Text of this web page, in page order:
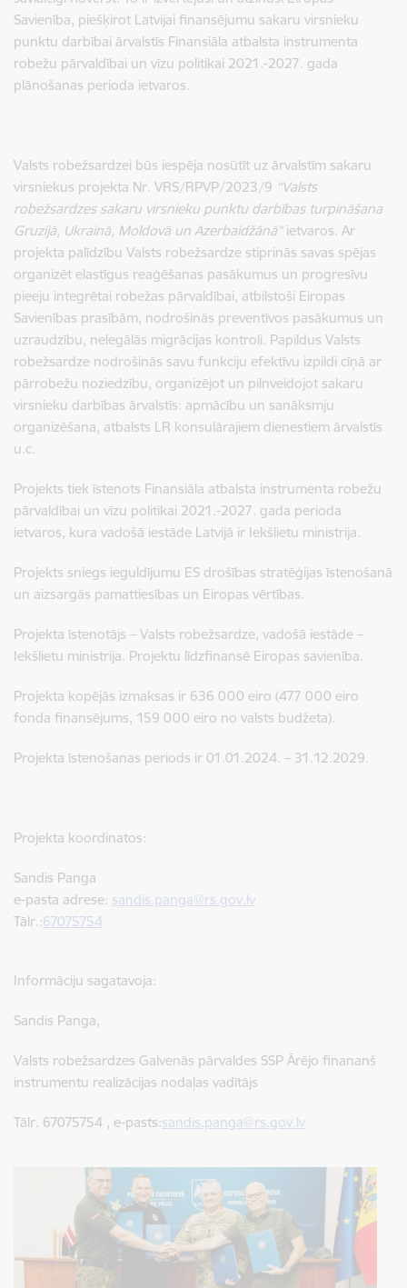
Savienība, piešķirot Latvijai finansējumu sakaru virsnieku
punktu darbībai ārvalstīs Finansiāla atbalsta instrumenta
robežu pārvaldībai un vīzu politikai 2021.-2027. gada
plānošanas perioda ietvaros.
Valsts robežsardzei būs iespēja nosūtīt uz ārvalstīm sakaru
virsniekus projekta Nr. VRS/RPVP/2023/9 “Valsts
robežsardzes sakaru virsnieku punktu darbības turpināšana
Gruzijā, Ukrainā, Moldovā un Azerbaidžānā” ietvaros. Ar
projekta palīdzību Valsts robežsardze stiprinās savas spējas
organizēt elastīgus reaģēšanas pasākumus un progresīvu
pieeju integrētai robežas pārvaldībai, atbilstoši Eiropas
Savienības prasībām, nodrošinās preventīvos pasākumus un
uzraudzību, nelegālās migrācijas kontroli. Papildus Valsts
robežsardze nodrošinās savu funkciju efektīvu izpildi cīņā ar
pārrobežu noziedzību, organizējot un pilnveidojot sakaru
virsnieku darbības ārvalstīs: apmācību un sanāksmju
organizēšana, atbalsts LR konsulārajiem dienestiem ārvalstīs
u.c.
Projekts tiek īstenots Finansiāla atbalsta instrumenta robežu
pārvaldībai un vīzu politikai 2021.-2027. gada perioda
ietvaros, kura vadošā iestāde Latvijā ir Iekšlietu ministrija.
Projekts sniegs ieguldījumu ES drošības stratēģijas īstenošanā
un aizsargās pamattiesības un Eiropas vērtības.
Projekta īstenotājs – Valsts robežsardze, vadošā iestāde –
Iekšlietu ministrija. Projektu līdzfinansē Eiropas savienība.
Projekta kopējās izmaksas ir 636 000 eiro (477 000 eiro
fonda finansējums, 159 000 eiro no valsts budžeta).
Projekta īstenošanas periods ir 01.01.2024. – 31.12.2029.
Projekta koordinatos:
Sandis Panga
e-pasta adrese: sandis.panga@rs.gov.lv
Tālr.:67075754
Informāciju sagatavoja:
Sandis Panga,
Valsts robežsardzes Galvenās pārvaldes SSP Ārējo finananš
instrumentu realizācijas nodaļas vadītājs
Tālr. 67075754 , e-pasts:sandis.panga@rs.gov.lv